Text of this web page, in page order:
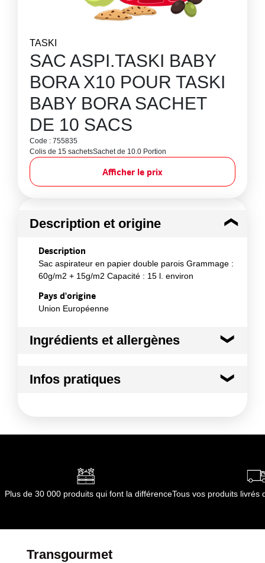
TASKI
SAC ASPI.TASKI BABY
BORA X10 POUR TASKI
BABY BORA SACHET
DE 10 SACS
Code : 755835
Colis de 15 sachetsSachet de 10.0 Portion
Afficher le prix
Description et origine
Description
Sac aspirateur en papier double parois Grammage :
60g/m2 + 15g/m2 Capacité : 15 l. environ
Pays d'origine
Union Européenne
Ingrédients et allergènes
Papier non blanchi Bio dégradable
Infos pratiques
Durée totale du produit :Pas de DLUO
Opérations
Plus de 30 000 produits qui font la différenceTous vos produits livrés
Transgourmet